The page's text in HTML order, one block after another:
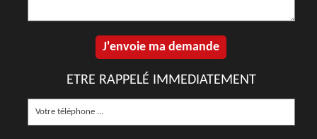
ETRE RAPPELÉ IMMEDIATEMENT